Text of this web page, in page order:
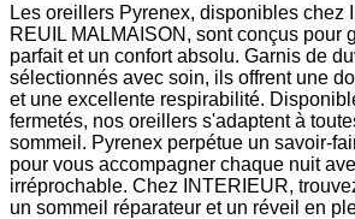
Les oreillers Pyrenex, disponibles chez
REUIL MALMAISON, sont conçus pour
parfait et un confort absolu. Garnis de
sélectionnés avec soin, ils offrent une
et une excellente respirabilité.
fermetés, nos oreillers s'adaptent à
sommeil. Pyrenex perpétue un savoir-
pour vous accompagner chaque nuit
irréprochable. Chez INTERIEUR,
un sommeil réparateur et un réveil en